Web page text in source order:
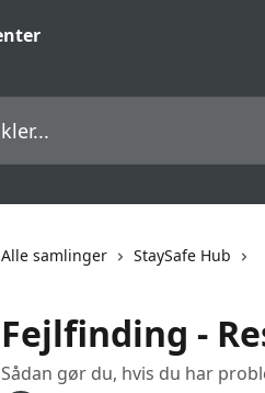
Alle samlinger StaySafe Hub
Fejlfinding -
Sådan gør du, hvis du har